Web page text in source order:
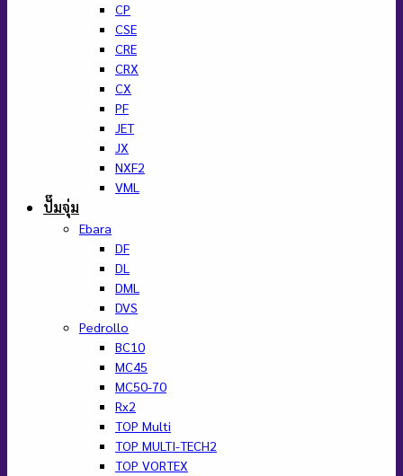
CP
CSE
CRE
CRX
CX
PF
JET
JX
NXF2
VML
ปั๊มจุ่ม
Ebara
DF
DL
DML
DVS
Pedrollo
BC10
MC45
MC50-70
Rx2
TOP Multi
TOP MULTI-TECH2
TOP VORTEX